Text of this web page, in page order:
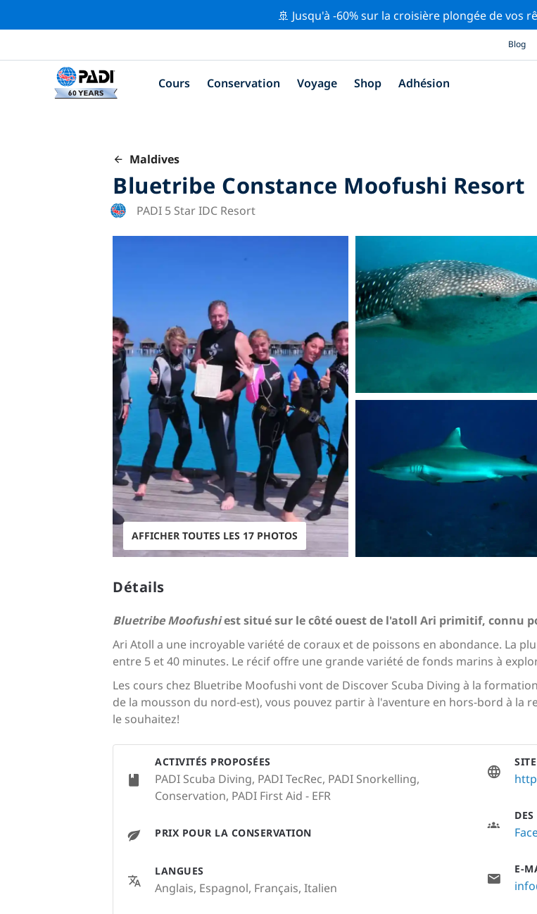
🚢 Jusqu'à -60% sur la croisière plongée de vos
Blog
Cours Conservation Voyage Shop Adhésion
Maldives
Bluetribe Constance Moofushi Resort
PADI 5 Star IDC Resort
AFFICHER TOUTES LES 17 PHOTOS
Détails
Bluetribe Moofushiest situé sur le côté ouest de l'atoll Ari primitif, connu
Ari Atoll a une incroyable variété de coraux et de poissons en abondance. La
entre 5 et 40 minutes. Le récif offre une grande variété de fonds marins à
Les cours chez Bluetribe Moofushi vont de Discover Scuba Diving à la
de la mousson du nord-est), vous pouvez partir à l'aventure en hors-bord à la
le souhaitez!
ACTIVITÉS PROPOSÉES
PADI Scuba Diving, PADI TecRec, PADI Snorkelling,
Conservation, PADI First Aid - EFR
PRIX POUR LA CONSERVATION
LANGUES
Anglais, Espagnol, Français, Italien
E-